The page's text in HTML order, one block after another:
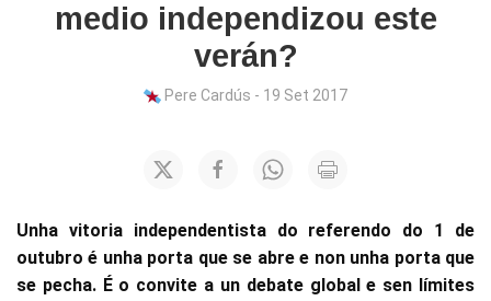
medio independizou este
verán?
Pere Cardús - 19 Set 2017
Unha vitoria independentista do referendo do 1 de
outubro é unha porta que se abre e non unha porta que
se pecha. É o convite a un debate global e sen límites